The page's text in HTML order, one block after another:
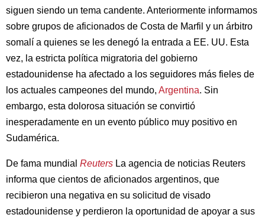
siguen siendo un tema candente. Anteriormente informamos
sobre grupos de aficionados de Costa de Marfil y un árbitro
somalí a quienes se les denegó la entrada a EE. UU. Esta
vez, la estricta política migratoria del gobierno
estadounidense ha afectado a los seguidores más fieles de
los actuales campeones del mundo, Argentina. Sin
embargo, esta dolorosa situación se convirtió
inesperadamente en un evento público muy positivo en
Sudamérica.
De fama mundial Reuters La agencia de noticias Reuters
informa que cientos de aficionados argentinos, que
recibieron una negativa en su solicitud de visado
estadounidense y perdieron la oportunidad de apoyar a sus